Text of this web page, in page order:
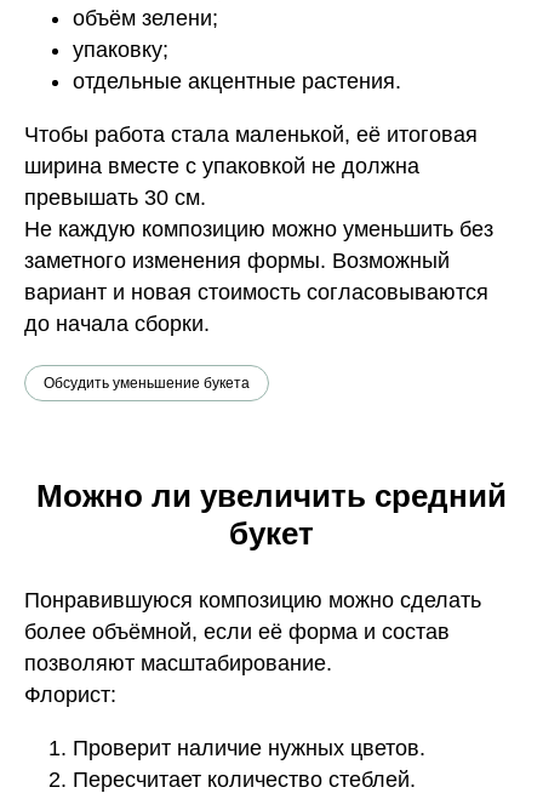
объём зелени;
упаковку;
отдельные акцентные растения.
Чтобы работа стала маленькой, её итоговая
ширина вместе с упаковкой не должна
превышать 30 см.
Не каждую композицию можно уменьшить без
заметного изменения формы. Возможный
вариант и новая стоимость согласовываются
до начала сборки.
Обсудить уменьшение букета
Можно ли увеличить средний
букет
Понравившуюся композицию можно сделать
более объёмной, если её форма и состав
позволяют масштабирование.
Флорист:
Проверит наличие нужных цветов.
Пересчитает количество стеблей.